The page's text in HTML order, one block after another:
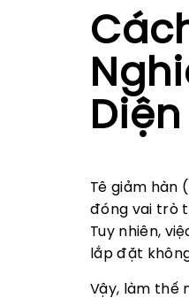
Diện
Tê giảm hàn
đóng vai trò
Tuy nhiên,
lắp đặt
Vậy, làm thế